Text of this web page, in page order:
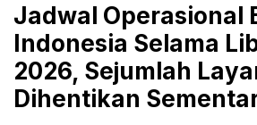
Jadwal Operasional
Indonesia Selama
2026, Sejumlah
Dihentikan